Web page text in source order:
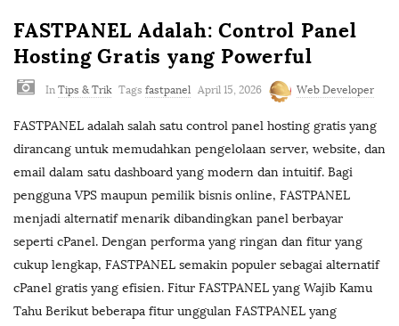
FASTPANEL Adalah: Control Panel
Hosting Gratis yang Powerful
In Tips & Trik Tags fastpanel April 15, 2026 Web Developer
FASTPANEL adalah salah satu control panel hosting gratis yang
dirancang untuk memudahkan pengelolaan server, website, dan
email dalam satu dashboard yang modern dan intuitif. Bagi
pengguna VPS maupun pemilik bisnis online, FASTPANEL
menjadi alternatif menarik dibandingkan panel berbayar
seperti cPanel. Dengan performa yang ringan dan fitur yang
cukup lengkap, FASTPANEL semakin populer sebagai alternatif
cPanel gratis yang efisien. Fitur FASTPANEL yang Wajib Kamu
Tahu Berikut beberapa fitur unggulan FASTPANEL yang